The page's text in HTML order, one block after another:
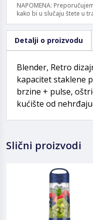
NAPOMENA:
kako bi u slučaju štete u
Detalji o proizvodu
Blender, Retro
kapacitet staklene
brzine + pulse,
kućište od
Slični proizvodi